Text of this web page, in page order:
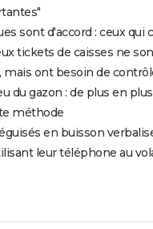
sont d'accord : ceux qui
tickets de caisses ne
mais ont besoin de
du gazon : de plus en
méthode
en buisson
leur téléphone au